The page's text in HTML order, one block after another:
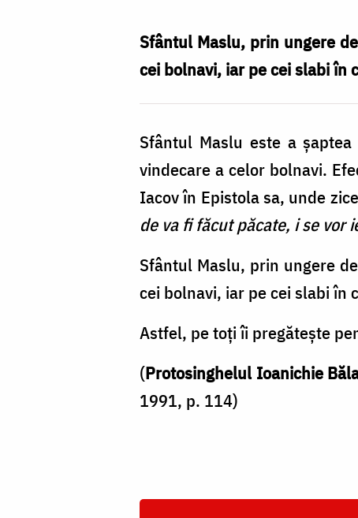
Sfântul Maslu, prin ungere
cei bolnavi, iar pe cei slabi în
Sfântul Maslu este a
vindecare a celor bolnavi.
Iacov în Epistola sa, unde
de va fi făcut păcate, i se vor
Sfântul Maslu, prin ungere
cei bolnavi, iar pe cei slabi în
Astfel, pe toţi îi pregăteşte
(Protosinghelul Ioanichie
1991, p. 114)